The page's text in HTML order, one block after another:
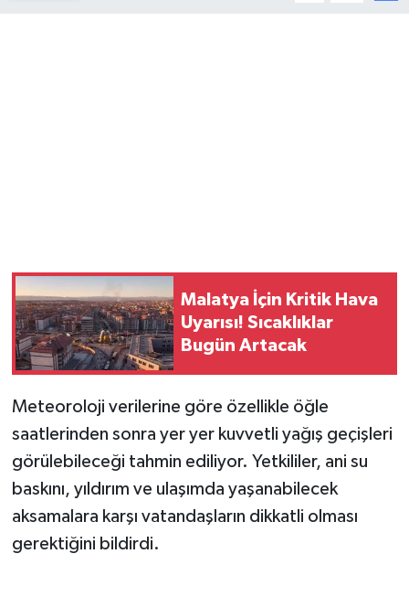
Malatya İçin Kritik Hava
Uyarısı! Sıcaklıklar
Bugün Artacak
Meteoroloji verilerine göre özellikle öğle
saatlerinden sonra yer yer kuvvetli yağış geçişleri
görülebileceği tahmin ediliyor. Yetkililer, ani su
baskını, yıldırım ve ulaşımda yaşanabilecek
aksamalara karşı vatandaşların dikkatli olması
gerektiğini bildirdi.